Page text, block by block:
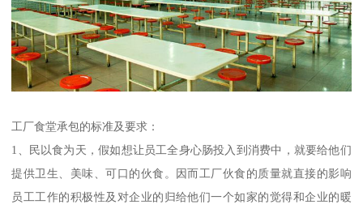
工厂食堂承包的标准及要求：
1、民以食为天，假如想让员工全身心肠投入到消费中，就要给他们
提供卫生、美味、可口的伙食。因而工厂伙食的质量就直接的影响
员工工作的积极性及对企业的归给他们一个如家的觉得和企业的暖